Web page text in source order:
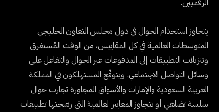
الرقميين.
يتجاوز استخدام الجوال في دول مجلس التعاون الخليجي
المتوسطات العالمية في كل المقاييس، من الوقت المُستغرق
وتنزيلات التطبيقات إلى المدفوعات عبر الجوال والتفاعل على
وسائل التواصل الاجتماعي. ويتوقّع المستهلكون في المملكة
العربية السعودية والإمارات والأسواق المجاورة تجارب جوال
سلسة تضاهي أو تتجاوز المعايير العالمية التي رسّختها تطبيقات